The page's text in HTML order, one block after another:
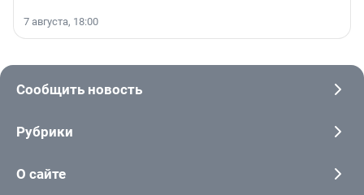
7 августа, 18:00
Сообщить новость
Рубрики
О сайте